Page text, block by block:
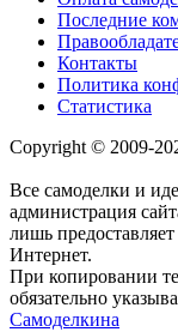
Последние
Контакты
Политика
Статистика
Copyright © 2009-
Все самоделки и
администрация
лишь
Интернет.
При копировании
обязательно
Самоделкина